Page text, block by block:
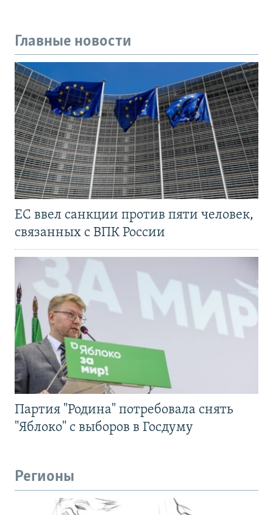
Главные новости
ЕС ввел санкции против пяти человек,
связанных с ВПК России
Партия "Родина" потребовала снять
"Яблоко" с выборов в Госдуму
Регионы